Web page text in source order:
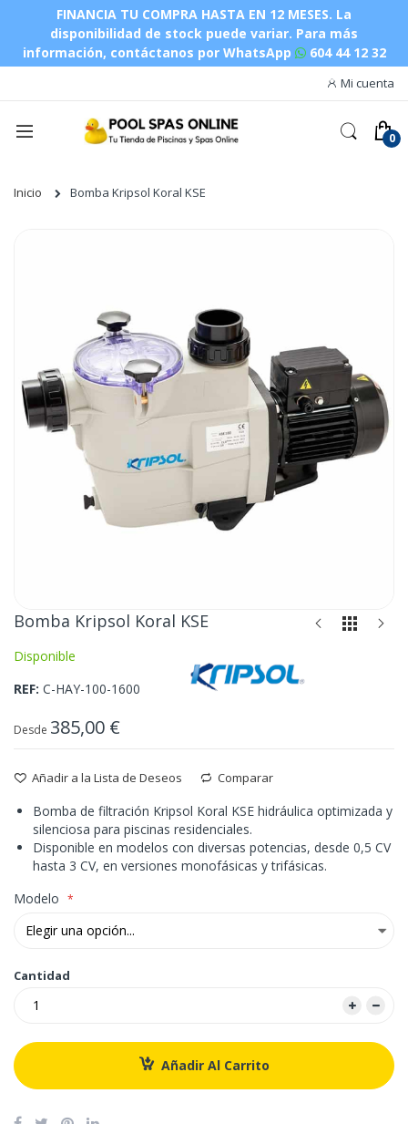
FINANCIA TU COMPRA HASTA EN 12 MESES. La
disponibilidad de stock puede variar. Para más
información, contáctanos por WhatsApp
604 44 12 32
Mi cuenta
Inicio Bomba Kripsol Koral KSE
imágenes
Saltar
comienzo
la
de
Bomba Kripsol Koral KSE
Disponible
REF C-HAY-100-1600
Desde 385,00 €
Añadir a la Lista de Deseos Comparar
Bomba de filtración Kripsol Koral KSE hidráulica optimizada y
silenciosa para piscinas residenciales.
Disponible en modelos con diversas potencias, desde 0,5 CV
hasta 3 CV, en versiones monofásicas y trifásicas.
Modelo
Cantidad
Añadir Al Carrito